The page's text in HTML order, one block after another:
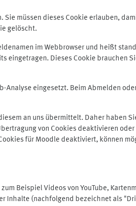
müssen dieses Cookie erlauben,
gelöscht.
im Webbrowser und heißt
eingetragen. Dieses Cookie brauchen
Analyse eingesetzt. Beim Abmelden
an uns übermittelt. Daher haben
von Cookies deaktivieren
für Moodle deaktiviert, können
Beispiel Videos von YouTube,
Inhalte (nachfolgend bezeichnet als